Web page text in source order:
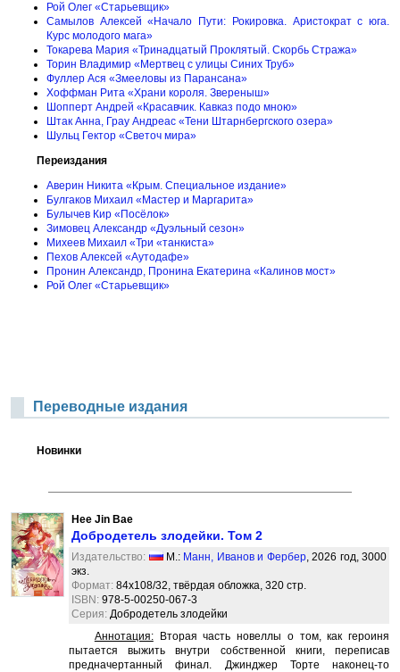
Рой Олег «Старьевщик»
Самылов Алексей «Начало Пути: Рокировка. Аристократ с юга.
Курс молодого мага»
Токарева Мария «Тринадцатый Проклятый. Скорбь Стража»
Торин Владимир «Мертвец с улицы Синих Труб»
Фуллер Ася «Змееловы из Парансана»
Хоффман Рита «Храни короля. Звереныш»
Шопперт Андрей «Красавчик. Кавказ подо мною»
Штак Анна, Грау Андреас «Тени Штарнбергского озера»
Шульц Гектор «Светоч мира»
Переиздания
Аверин Никита «Крым. Специальное издание»
Булгаков Михаил «Мастер и Маргарита»
Булычев Кир «Посёлок»
Зимовец Александр «Дуэльный сезон»
Михеев Михаил «Три «танкиста»
Пехов Алексей «Аутодафе»
Пронин Александр, Пронина Екатерина «Калинов мост»
Рой Олег «Старьевщик»
Переводные издания
Новинки
Hee Jin Bae
Добродетель злодейки. Том 2
Издательство: М.: Манн, Иванов и Фербер, 2026 год, 3000
экз.
Формат: 84x108/32, твёрдая обложка, 320 стр.
ISBN: 978-5-00250-067-3
Серия: Добродетель злодейки
Аннотация:Вторая часть новеллы о том, как героиня
пытается выжить внутри собственной книги, переписав
предначертанный финал. Джинджер Торте наконец-то